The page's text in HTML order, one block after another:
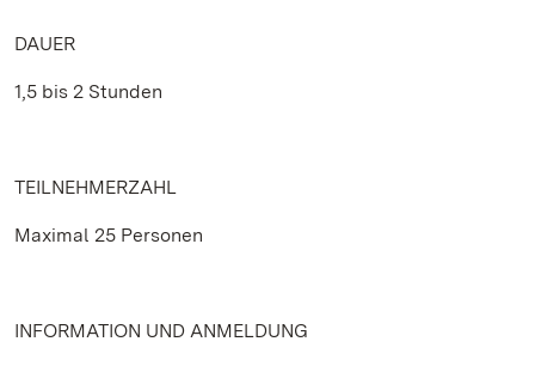
DAUER
1,5 bis 2 Stunden
TEILNEHMERZAHL
Maximal 25 Personen
INFORMATION UND ANMELDUNG